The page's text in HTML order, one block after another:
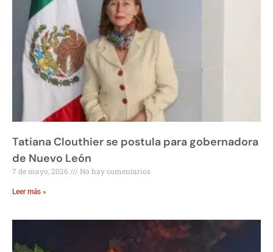
Tatiana Clouthier se postula para gobernadora
de Nuevo León
7 de mayo, 2026 No hay comentarios
Leer más »